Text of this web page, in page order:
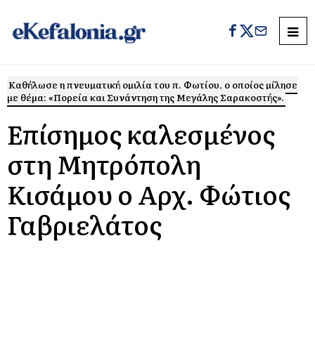
Καθήλωσε η πνευματική ομιλία του π. Φωτίου, ο οποίος μίλησε
με θέμα: «Πορεία και Συνάντηση της Μεγάλης Σαρακοστής».
Επίσημος καλεσμένος
στη Μητρόπολη
Κισάμου ο Αρχ. Φώτιος
Γαβριελάτος